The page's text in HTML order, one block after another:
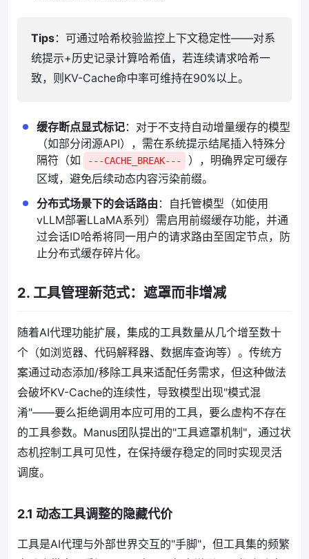
Tips：可通过哈希校验监控上下文稳定性——对系
统提示+历史记录计算哈希值，若连续请求哈希一
致，则KV-Cache命中率可维持在90%以上。
缓存断点显式标记：对于不支持自动增量缓存的模型
（如部分闭源API），需在系统提示结尾插入特殊分
隔符（如
---CACHE_BREAK---
），明确界定可缓存
区域，避免后续动态内容污染前缀。
分布式场景下的会话路由 ：自托管模型（如使用
vLLM部署LLaMA系列）需启用前缀缓存功能，并通
过会话ID哈希将同一用户的请求路由至固定节点，防
止分布式缓存碎片化。
2. 工具管理新范式：遮罩而非增减
随着AI代理功能扩展，集成的工具数量从几个增至数十
个（如浏览器、代码解释器、数据库查询等）。传统方
案通过动态添加/移除工具来适配任务需求，但这种做法
会破坏KV-Cache的连续性，导致模型出现"模式混
淆"——要么拒绝调用本应可用的工具，要么虚构不存在
的工具参数。Manus团队提出的"工具遮罩机制"，通过状
态机控制工具可见性，在保持缓存稳定的同时实现灵活
调度。
2.1 动态工具调整的隐藏代价
工具是AI代理与外部世界交互的"手脚"，但工具集的频繁